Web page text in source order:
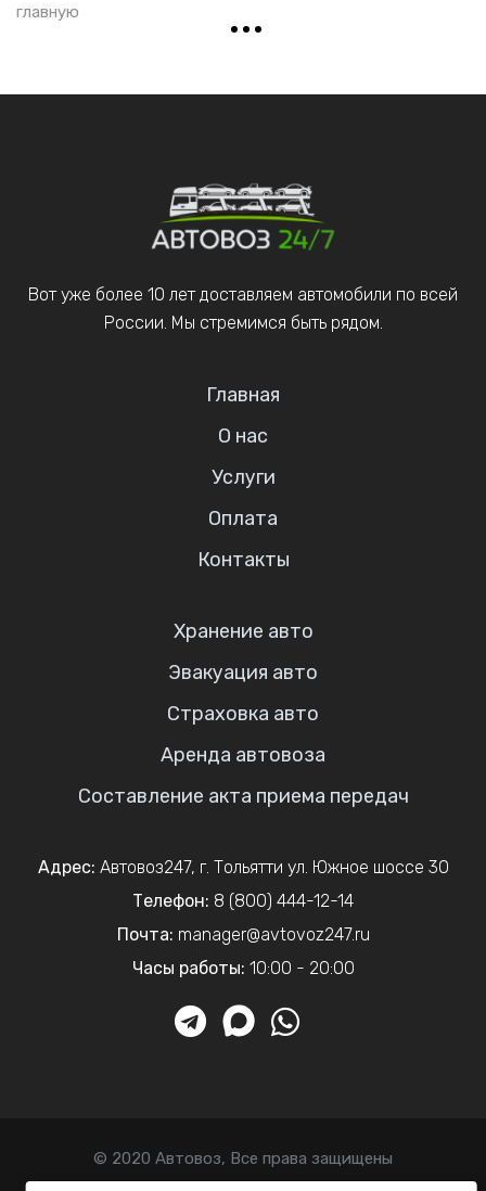
главную
Вот уже более 10 лет доставляем автомобили по всей
России. Мы стремимся быть рядом.
Главная
О нас
Услуги
Оплата
Контакты
Хранение авто
Эвакуация авто
Страховка авто
Аренда автовоза
Составление акта приема передач
Адрес: Автовоз247, г. Тольятти ул. Южное шоссе 30
Телефон: 8 (800) 444-12-14
Почта: manager@avtovoz247.ru
Часы работы: 10:00 - 20:00
© 2020 Автовоз, Все права защищены